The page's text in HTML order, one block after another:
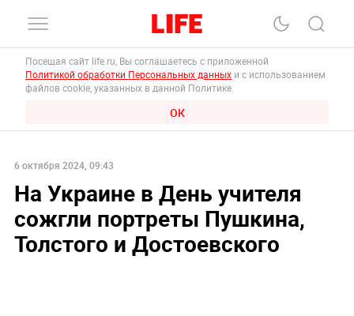
Посещая сайт life.ru, Вы соглашаетесь с приложенной
Политикой обработки Персональных данных и с использованием
файлов cookie, указанных в данной Политике.
ОК
6 октября 2024, 09:43
На Украине в День учителя
сожгли портреты Пушкина,
Толстого и Достоевского